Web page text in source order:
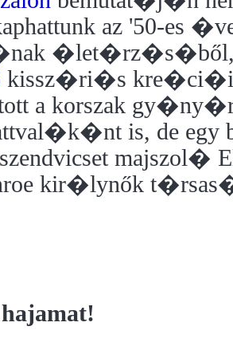
az '50-es
kissz�ri�s kre�ci�it
a korszak
is, de
kir�lynők